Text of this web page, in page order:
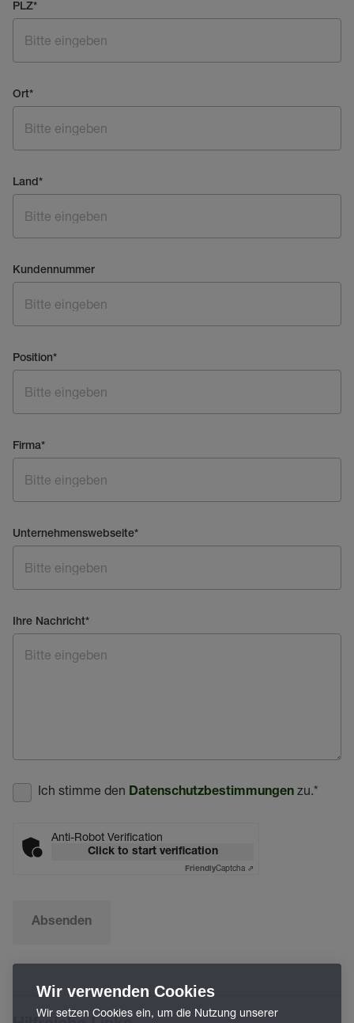
PLZ*
Ort*
Land*
Kundennummer
Position*
Firma*
Unternehmenswebseite*
Ihre Nachricht*
Ich stimme den Datenschutzbestimmungen zu.*
Anti-Robot Verification
Click to start verification
FriendlyCaptcha ⇗
Absenden
Wir verwenden Cookies
Wir setzen Cookies ein, um die Nutzung unserer